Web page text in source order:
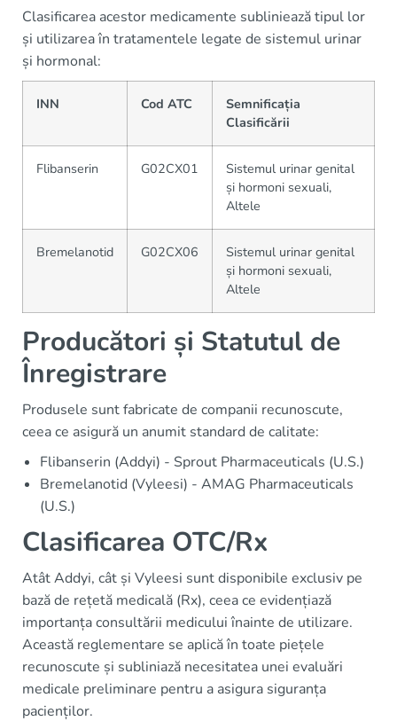
Clasificarea acestor medicamente subliniează tipul lor
și utilizarea în tratamentele legate de sistemul urinar
și hormonal:
INN Cod ATC
Semnificația
Clasificării
Flibanserin G02CX01
Sistemul urinar genital
și hormoni sexuali,
Altele
Bremelanotid G02CX06
Sistemul urinar genital
și hormoni sexuali,
Altele
Producători și Statutul de
Înregistrare
Produsele sunt fabricate de companii recunoscute,
ceea ce asigură un anumit standard de calitate:
Flibanserin (Addyi) - Sprout Pharmaceuticals (U.S.)
Bremelanotid (Vyleesi) - AMAG Pharmaceuticals
(U.S.)
Clasificarea OTC/Rx
Atât Addyi, cât și Vyleesi sunt disponibile exclusiv pe
bază de rețetă medicală (Rx), ceea ce evidențiază
importanța consultării medicului înainte de utilizare.
Această reglementare se aplică în toate piețele
recunoscute și subliniază necesitatea unei evaluări
medicale preliminare pentru a asigura siguranța
pacienților.